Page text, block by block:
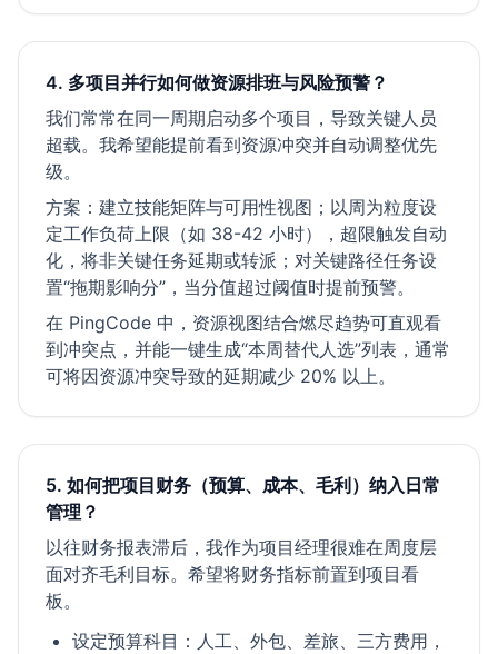
4. 多项目并行如何做资源排班与风险预警？
我们常常在同一周期启动多个项目，导致关键人员
超载。我希望能提前看到资源冲突并自动调整优先
级。
方案：建立技能矩阵与可用性视图；以周为粒度设
定工作负荷上限（如 38-42 小时），超限触发自动
化，将非关键任务延期或转派；对关键路径任务设
置“拖期影响分”，当分值超过阈值时提前预警。
在 PingCode 中，资源视图结合燃尽趋势可直观看
到冲突点，并能一键生成“本周替代人选”列表，通常
可将因资源冲突导致的延期减少 20% 以上。
5. 如何把项目财务（预算、成本、毛利）纳入日常
管理？
以往财务报表滞后，我作为项目经理很难在周度层
面对齐毛利目标。希望将财务指标前置到项目看
板。
设定预算科目：人工、外包、差旅、三方费用，